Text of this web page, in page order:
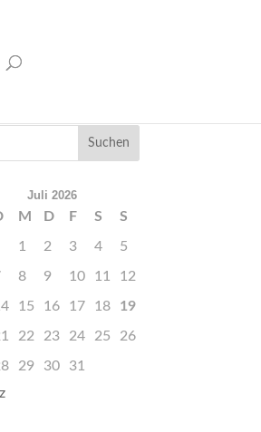
Juli 2026
M D F S S
1 2 3 4 5
8 9 10 11 12
15 16 17 18 19
22 23 24 25 26
29 30
31